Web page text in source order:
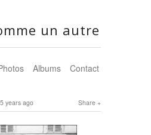
un autre
Albums Contact
Share
years ago